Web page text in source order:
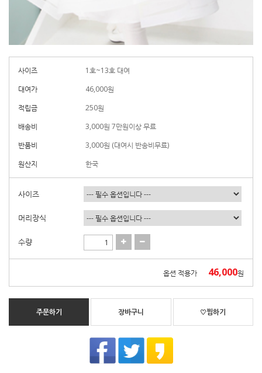
사이즈
1호~13호 대여
대여가
46,000원
적립금
250원
배송비
3,000원 7만원이상 무료
반품비
3,000원 (대여시 반송비무료)
원산지
한국
사이즈
머리장식
수량
옵션 적용가 46,000원
주문하기 장바구니 ♡찜하기